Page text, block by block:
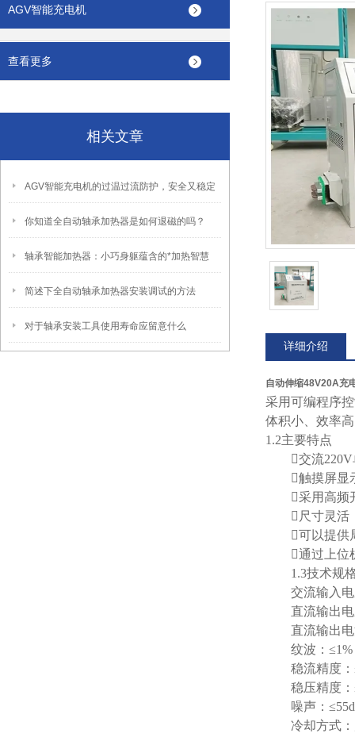
AGV智能充电机
查看更多
相关文章
AGV智能充电机的过温过流防护，安全又稳定
你知道全自动轴承加热器是如何退磁的吗？
轴承智能加热器：小巧身躯蕴含的*加热智慧
简述下全自动轴承加热器安装调试的方法
对于轴承安装工具使用寿命应留意什么
详细介绍
自动伸缩48V20A充
采用可编程序
体积小、效率
1.2主要特点
交流220V
触摸屏显示
采用高频
尺寸灵活
可以提供局
通过上位
1.3技术规
交流输入电
直流输出电
直流输出电
纹波：≤1%
稳流精度：
稳压精度：
噪声：
冷却方式：